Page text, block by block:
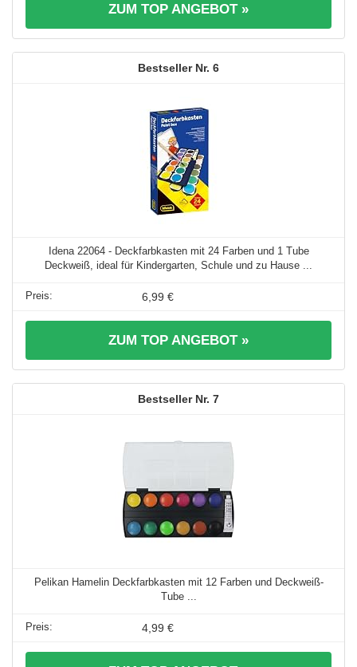
ZUM TOP ANGEBOT »
6
Idena 22064 - Deckfarbkasten mit 24 Farben und 1 Tube
Deckweiß, ideal für Kindergarten, Schule und zu Hause ...
6,99 €
ZUM TOP ANGEBOT »
7
Pelikan Hamelin Deckfarbkasten mit 12 Farben und Deckweiß-
Tube ...
4,99 €